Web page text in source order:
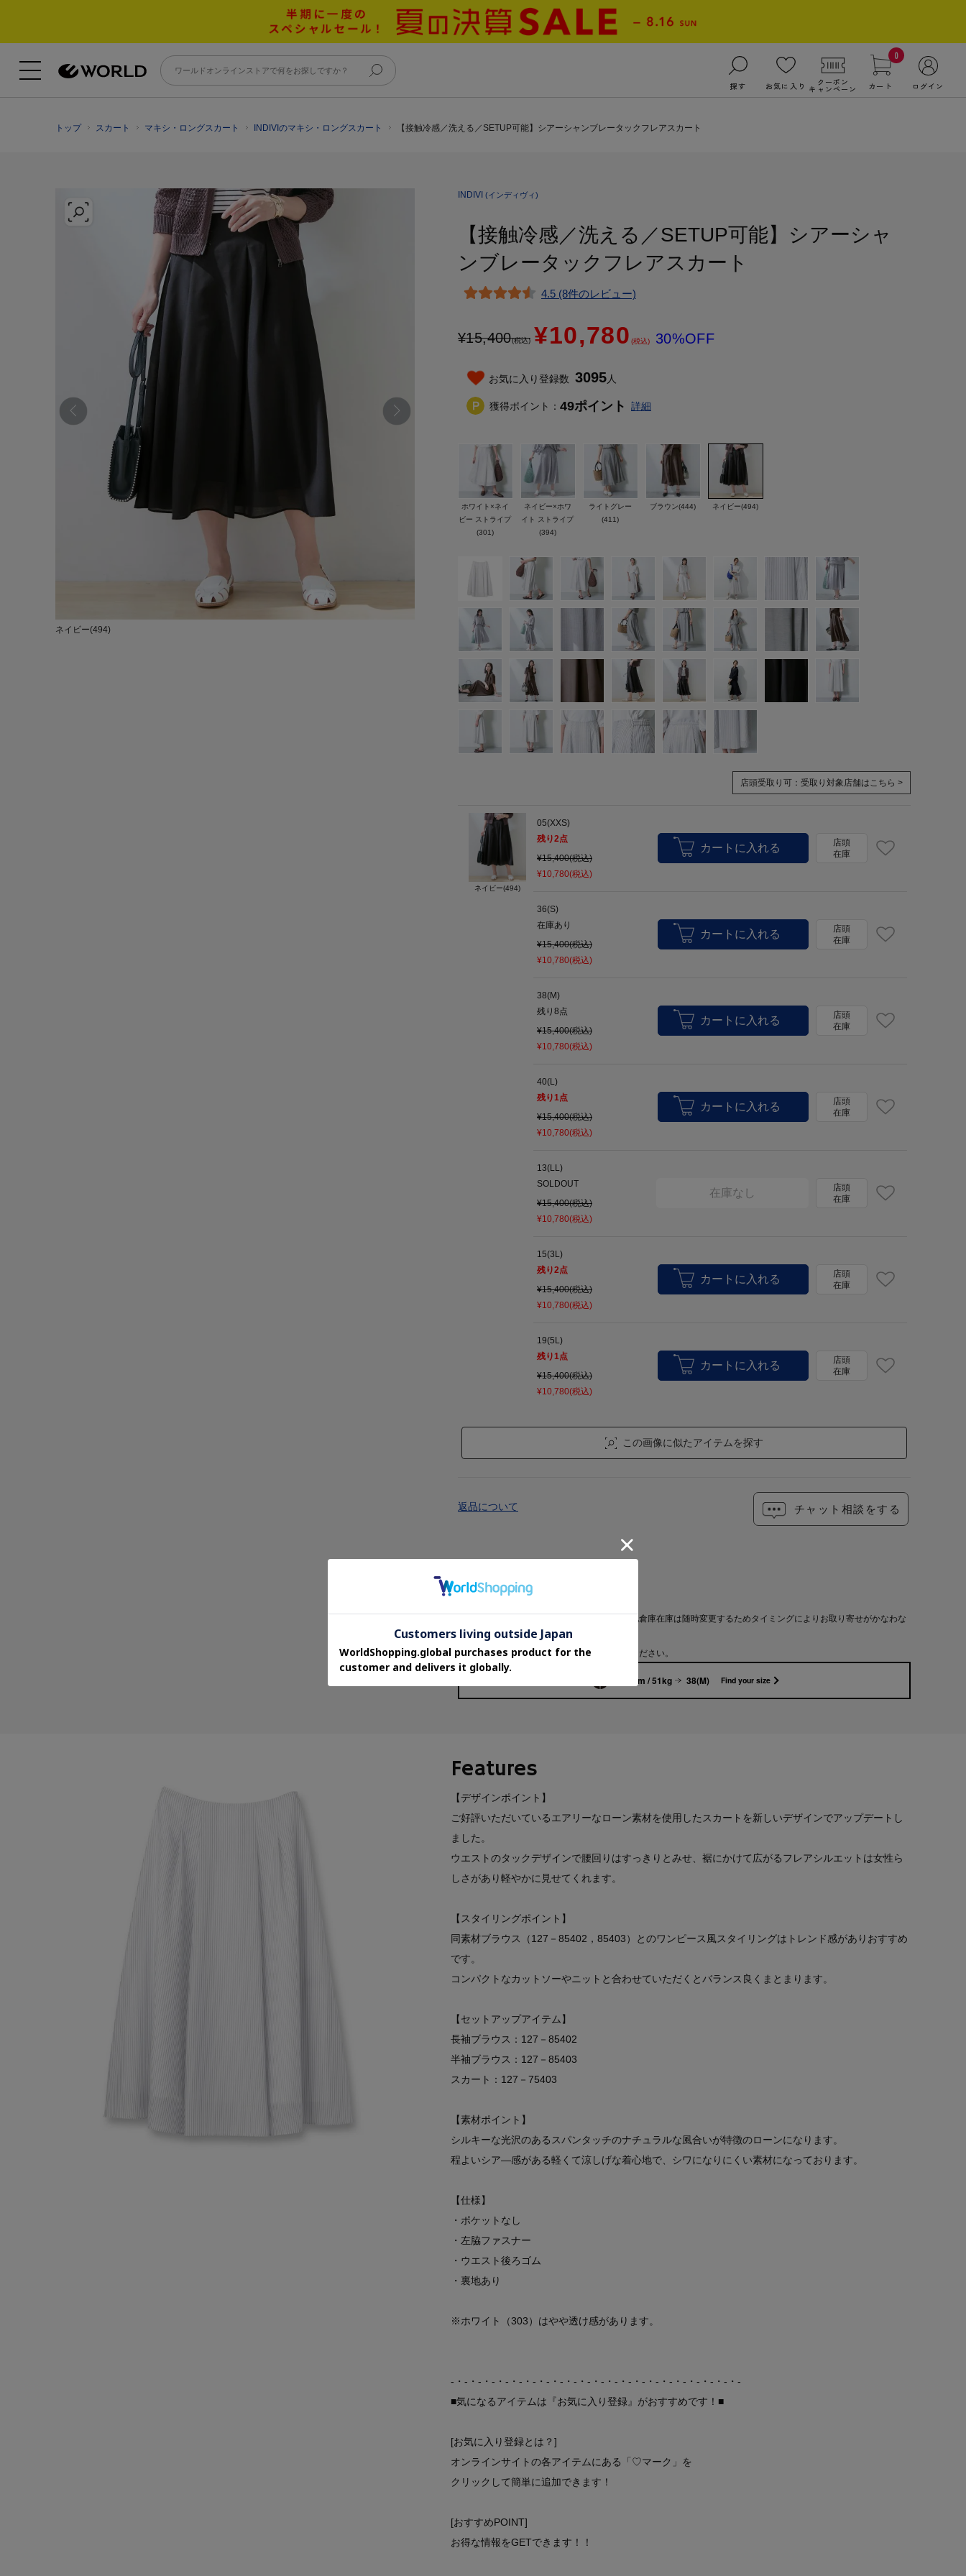
探す お気に入り クーポン
キャンペーン
0
カート ログイン
トップ スカート マキシ・ロングスカート INDIVIのマキシ・ロングスカート 【接触冷感／洗える／SETUP可能】シアーシャンブレータックフレアスカート
ネイビー(494)
INDIVI (インディヴィ)
【接触冷感／洗える／SETUP可能】シアーシャ
ンブレータックフレアスカート
4.5 (8件のレビュー)
¥15,400(税込) ¥10,780 (税込) 30%OFF
お気に入り登録数 3095人
獲得ポイント： 49ポイント 詳細
ホワイト×ネイ
ビー ストライプ
(301)
ネイビー×ホワ
イト ストライプ
(394)
ライトグレー
(411)
ブラウン(444) ネイビー(494)
店頭受取り可： 受取り対象店舗はこちら >
ネイビー(494)
05(XXS)
残り2点
¥15,400(税込)
¥10,780(税込)
店頭
在庫
36(S)
在庫あり
¥15,400(税込)
¥10,780(税込)
店頭
在庫
38(M)
残り 8点
¥15,400(税込)
¥10,780(税込)
店頭
在庫
40(L)
残り1点
¥15,400(税込)
¥10,780(税込)
店頭
在庫
13(LL)
SOLDOUT
¥15,400(税込)
¥10,780(税込)
在庫なし
店頭
在庫
15(3L)
残り2点
¥15,400(税込)
¥10,780(税込)
店頭
在庫
19(5L)
残り1点
¥15,400(税込)
¥10,780(税込)
店頭
在庫
この画像に似たアイテムを探す
チャット相談をする
返品について
ご注文後に商品のお手配をおこないますが、他倉庫在庫は随時変更するためタイミングによりお取り寄せがかなわな
い場合がございます。
詳細は【お取り寄せ購入について】をご確認ください。
158cm / 51kg 38(M) Find your size
Features
【デザインポイント】
ご好評いただいているエアリーなローン素材を使用したスカートを新しいデザインでアップデートし
ました。
ウエストのタックデザインで腰回りはすっきりとみせ、裾にかけて広がるフレアシルエットは女性ら
しさがあり軽やかに見せてくれます。
【スタイリングポイント】
同素材ブラウス（127－85402，85403）とのワンピース風スタイリングはトレンド感がありおすすめ
です。
コンパクトなカットソーやニットと合わせていただくとバランス良くまとまります。
【セットアップアイテム】
長袖ブラウス：127－85402
半袖ブラウス：127－85403
スカート：127－75403
【素材ポイント】
シルキーな光沢のあるスパンタッチのナチュラルな風合いが特徴のローンになります。
程よいシア―感がある軽くて涼しげな着心地で、シワになりにくい素材になっております。
【仕様】
・ポケットなし
・左脇ファスナー
・ウエスト後ろゴム
・裏地あり
※ホワイト（303）はやや透け感があります。
-・-・-・-・-・-・-・-・-・-・-・-・-・-・-・-・-・-・-・-・-・-
■気になるアイテムは『お気に入り登録』がおすすめです！■
[お気に入り登録とは？]
オンラインサイトの各アイテムにある「♡マーク」を
クリックして簡単に追加できます！
[おすすめPOINT]
お得な情報をGETできます！！